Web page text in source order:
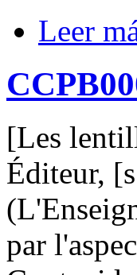
Leer
[Les
Éditeur,
par